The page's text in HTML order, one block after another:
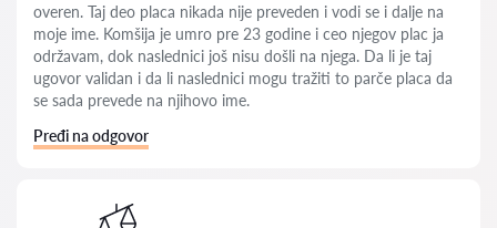
overen. Taj deo placa nikada nije preveden i vodi se i dalje na
moje ime. Komšija je umro pre 23 godine i ceo njegov plac ja
održavam, dok naslednici još nisu došli na njega. Da li je taj
ugovor validan i da li naslednici mogu tražiti to parče placa da
se sada prevede na njihovo ime.
Pređi na odgovor